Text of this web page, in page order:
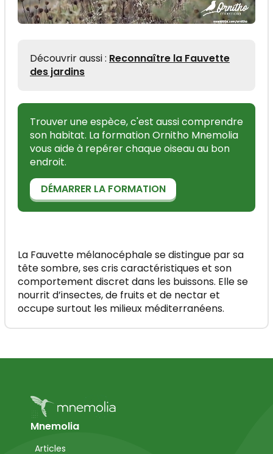
Découvrir aussi : Reconnaître la Fauvette
des jardins
Trouver une espèce, c'est aussi comprendre
son habitat. La formation Ornitho Mnemolia
vous aide à repérer chaque oiseau au bon
endroit.
DÉMARRER LA FORMATION
La Fauvette mélanocéphale se distingue par sa
tête sombre, ses cris caractéristiques et son
comportement discret dans les buissons. Elle se
nourrit d’insectes, de fruits et de nectar et
occupe surtout les milieux méditerranéens.
Mnemolia
Articles